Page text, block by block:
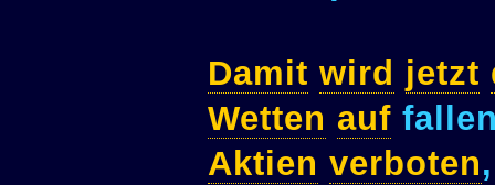
Damit wird jetzt
Wetten auf
Aktien verboten